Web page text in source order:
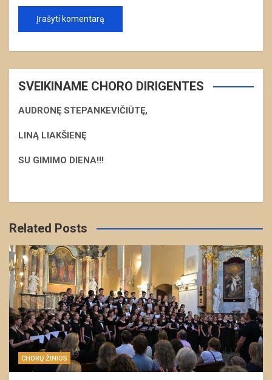
SVEIKINAME CHORO DIRIGENTES
AUDRONĘ STEPANKEVIČIŪTĘ,
LINĄ LIAKŠIENĘ
SU GIMIMO DIENA!!!
Related Posts
CHORŲ ŽINIOS